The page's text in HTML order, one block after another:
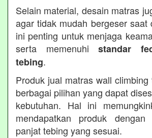
Selain material, desain matras
agar tidak mudah bergeser saat
ini penting untuk menjaga
serta memenuhi standar
tebing.
Produk jual matras wall climbing
berbagai pilihan yang dapat
kebutuhan. Hal ini
mendapatkan produk
panjat tebing yang sesuai.